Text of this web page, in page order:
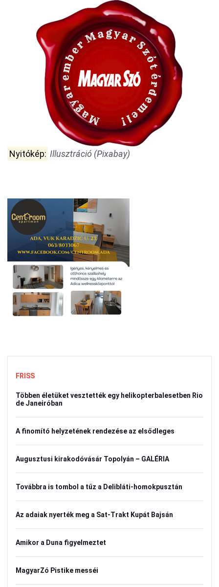
Nyitókép: Illusztráció (Pixabay)
FRISS
Többen életüket vesztették egy helikopterbalesetben Rio
de Janeiróban
A finomító helyzetének rendezése az elsődleges
Augusztusi kirakodóvásár Topolyán – GALÉRIA
Továbbra is tombol a tűz a Delibláti-homokpusztán
Az adaiak nyerték meg a Sat-Trakt Kupát Bajsán
Amikor a Duna figyelmeztet
MagyarZó Pistike messéi